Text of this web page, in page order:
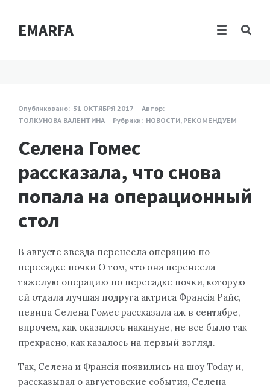
EMARFA
Опубликовано: 31 ОКТЯБРЯ 2017
Автор:
ТОЛКУНОВА ВАЛЕНТИНА
Рубрики: НОВОСТИ, РЕКОМЕНДУЕМ
Селена Гомес
рассказала, что снова
попала на операционный
стол
В августе звезда перенесла операцию по
пересадке почки О том, что она перенесла
тяжелую операцию по пересадке почки, которую
ей отдала лучшая подруга актриса Франсія Райс,
певица Селена Гомес рассказала аж в сентябре,
впрочем, как оказалось накануне, не все было так
прекрасно, как казалось на первый взгляд.
Так, Селена и Франсія появились на шоу Today и,
рассказывая о августовские события, Селена